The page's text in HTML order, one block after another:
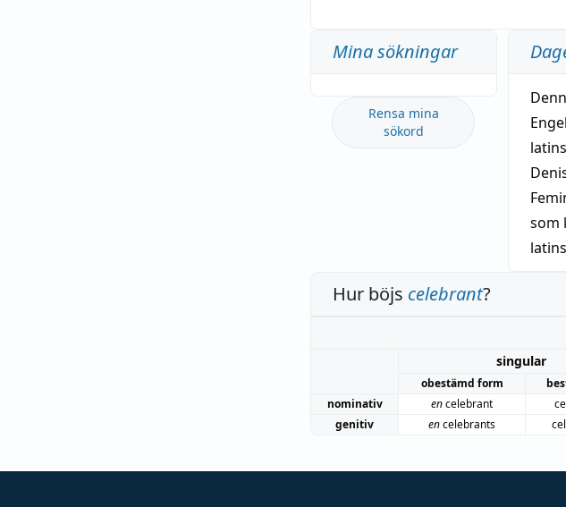
Mina sökningar
Rensa mina
sökord
som
Hur böjs celebrant?
singular
obestämd form
nominativ
encelebrant
genitiv
encelebrants